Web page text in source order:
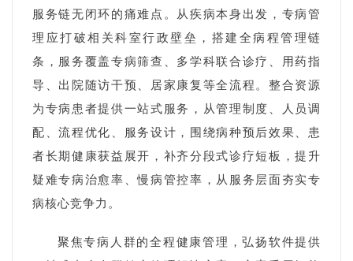
服务链无闭环的痛难点。从疾病本身出发，专病管
理应打破相关科室行政壁垒，搭建全病程管理链
条，服务覆盖专病筛查、多学科联合诊疗、用药指
导、出院随访干预、居家康复等全流程。整合资源
为专病患者提供一站式服务，从管理制度、人员调
配、流程优化、服务设计，围绕病种预后效果、患
者长期健康获益展开，补齐分段式诊疗短板，提升
疑难专病治愈率、慢病管控率，从服务层面夯实专
病核心竞争力。
聚焦专病人群的全程健康管理，弘扬软件提供